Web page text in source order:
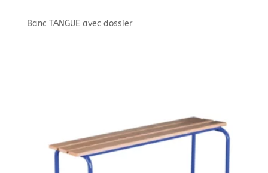
Banc TANGUE avec dossier